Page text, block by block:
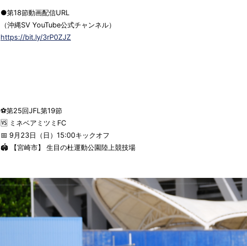
●第18節動画配信URL
（沖縄SV YouTube公式チャンネル）
https://bit.ly/3rP0ZJZ
⚽第25回JFL第19節
🆚 ミネベアミツミFC
📅 9月23日（日）15:00キックオフ
🏟 【宮崎市】 生目の杜運動公園陸上競技場